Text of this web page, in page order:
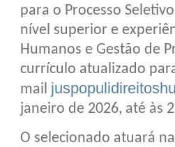
para o Processo
nível superior e
Humanos e Gestão de
currículo atualizado
mail
janeiro de 2026, até às
O selecionado atuará